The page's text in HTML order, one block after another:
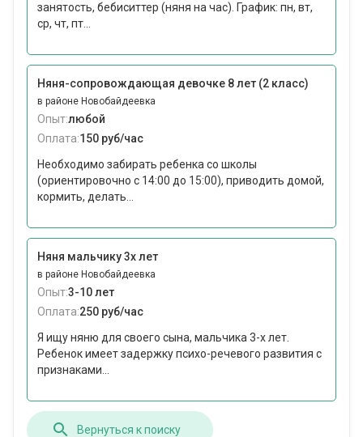
занятость, бебиситтер (няня на час). График: пн, вт,
ср, чт, пт...
Няня-сопровождающая девочке 8 лет (2 класс)
в районе Новобайдеевка
Опыт:любой
Оплата:150 руб/час
Необходимо забирать ребенка со школы
(ориентировочно с 14:00 до 15:00), приводить домой,
кормить, делать...
Няня мальчику 3х лет
в районе Новобайдеевка
Опыт:3-10 лет
Оплата:250 руб/час
Я ищу няню для своего сына, мальчика 3-х лет.
Ребенок имеет задержку психо-речевого развития с
признаками...
Вернуться к поиску